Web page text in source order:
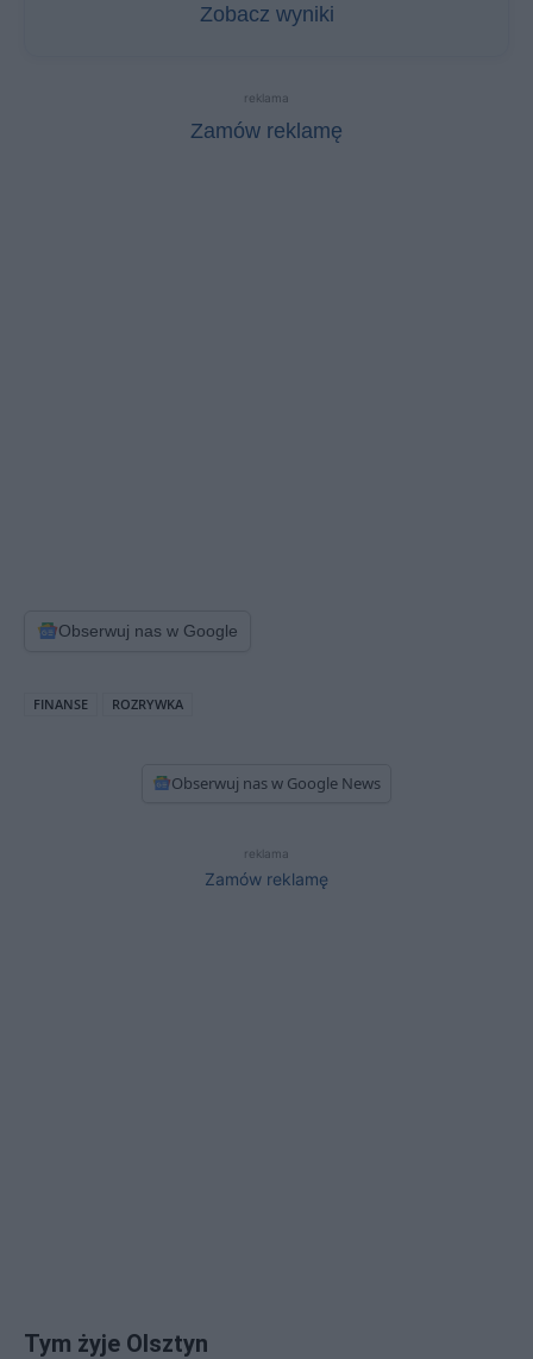
Zobacz wyniki
reklama
Zamów reklamę
Obserwuj nas w Google
FINANSE ROZRYWKA
Obserwuj nas w Google News
reklama
Zamów reklamę
Tym żyje Olsztyn